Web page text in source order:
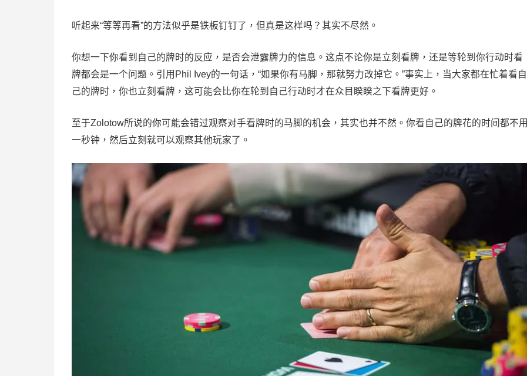
听起来“等等再看”的方法似乎是铁板钉钉了，但真是这样吗？其实不尽然。
你想一下你看到自己的牌时的反应，是否会泄露牌力的信息。这点不论你是立刻看牌，还是等轮到你行动时看
牌都会是一个问题。引用Phil Ivey的一句话，“如果你有马脚，那就努力改掉它。”事实上，当大家都在忙着看自
己的牌时，你也立刻看牌，这可能会比你在轮到自己行动时才在众目睽睽之下看牌更好。
至于Zolotow所说的你可能会错过观察对手看牌时的马脚的机会，其实也并不然。你看自己的牌花的时间都不用
一秒钟，然后立刻就可以观察其他玩家了。